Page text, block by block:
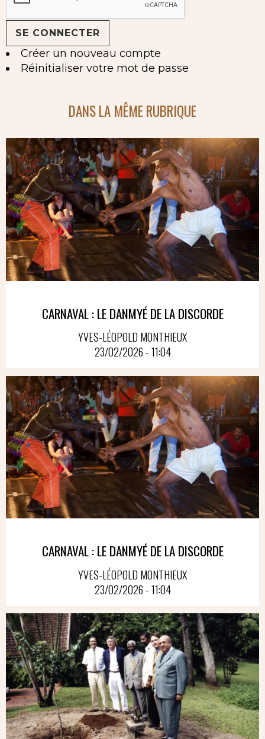
Créer un nouveau compte
Réinitialiser votre mot de passe
DANS LA MÊME RUBRIQUE
CARNAVAL : LE DANMYÉ DE LA DISCORDE
YVES-LÉOPOLD MONTHIEUX
23/02/2026 - 11:04
CARNAVAL : LE DANMYÉ DE LA DISCORDE
YVES-LÉOPOLD MONTHIEUX
23/02/2026 - 11:04